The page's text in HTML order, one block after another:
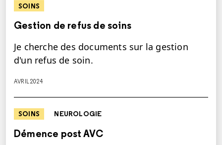
SOINS
Gestion de refus de soins
Je cherche des documents sur la gestion
d'un refus de soin.
AVRIL 2024
SOINS NEUROLOGIE
Démence post AVC